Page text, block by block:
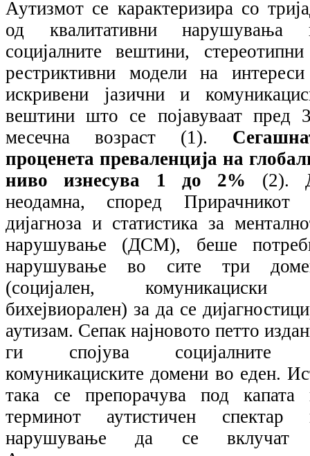
Аутизмот се карактеризира со
од квалитативни нарушувања
социјалните вештини,
рестриктивни модели на
искривени јазични и
вештини што се појавуваат пред
месечна возраст (1).
проценета преваленција на
ниво изнесува 1 до 2% (2).
неодамна, според Прирачникот
дијагноза и статистика за
нарушување (ДСМ), беше
нарушување во сите три
(социјален,
бихејвиорален) за да се
аутизам. Сепак најновото петто
ги спојува социјалните
комуникациските домени во еден.
така се препорачува под капата
терминот аутистичен спектар
нарушување да се